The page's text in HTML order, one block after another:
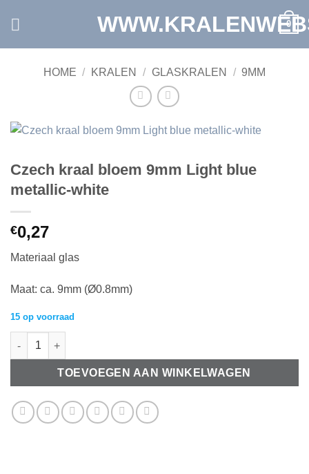
0
HOME / KRALEN / GLASKRALEN / 9MM
Czech kraal bloem 9mm Light blue
metallic-white
€0,27
Materiaal glas
Maat: ca. 9mm (Ø0.8mm)
15 op voorraad
Czech kraal bloem 9mm Light blue metallic-white aantal
TOEVOEGEN AAN WINKELWAGEN